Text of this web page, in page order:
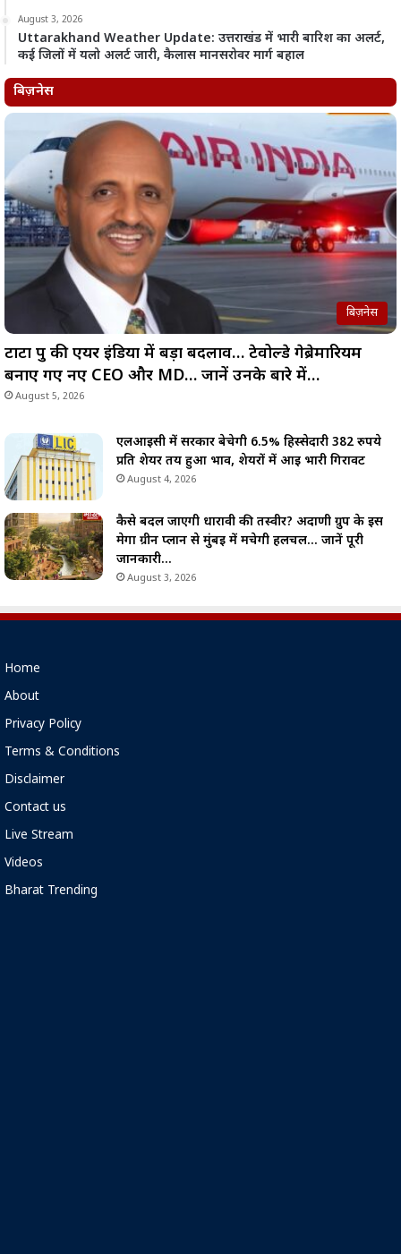
August 3, 2026
Uttarakhand Weather Update: उत्तराखंड में भारी बारिश का अलर्ट,
कई जिलों में यलो अलर्ट जारी, कैलास मानसरोवर मार्ग बहाल
बिज़नेस
बिज़नेस
टाटा ग्रुप की एयर इंडिया में बड़ा बदलाव… टेवोल्डे गेब्रेमारियम
बनाए गए नए CEO और MD… जानें उनके बारे में…
August 5, 2026
एलआईसी में सरकार बेचेगी 6.5% हिस्सेदारी 382 रुपये
प्रति शेयर तय हुआ भाव, शेयरों में आई भारी गिरावट
August 4, 2026
कैसे बदल जाएगी धारावी की तस्वीर? अदाणी ग्रुप के इस
मेगा ग्रीन प्लान से मुंबई में मचेगी हलचल… जानें पूरी
जानकारी…
August 3, 2026
Home
About
Privacy Policy
Terms & Conditions
Disclaimer
Contact us
Live Stream
Videos
Bharat Trending